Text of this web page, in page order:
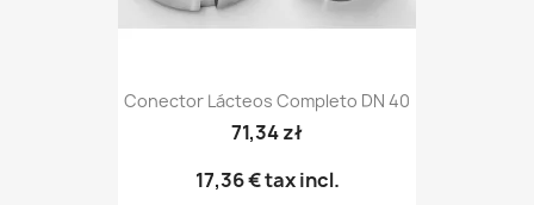
Conector Lácteos Completo DN 40
71,34 zł
17,36 €tax incl.